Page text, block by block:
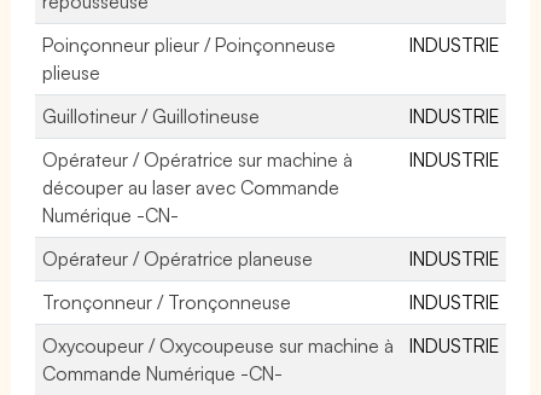
Poinçonneur plieur / Poinçonneuse
plieuse
INDUSTRIE
Guillotineur / Guillotineuse
INDUSTRIE
Opérateur / Opératrice sur machine à
découper au laser avec Commande
Numérique -CN-
INDUSTRIE
Opérateur / Opératrice planeuse
INDUSTRIE
Tronçonneur / Tronçonneuse
INDUSTRIE
Oxycoupeur / Oxycoupeuse sur machine à
Commande Numérique -CN-
INDUSTRIE